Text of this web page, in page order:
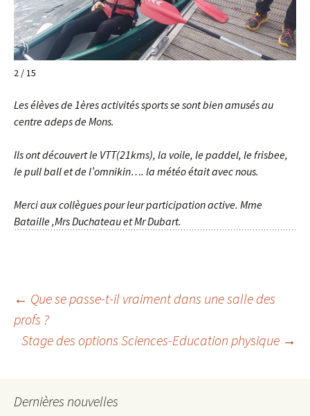
2 / 15
Les élèves de 1ères activités sports se sont bien amusés au
centre adeps de Mons.
Ils ont découvert le VTT(21kms), la voile, le paddel, le frisbee,
le pull ball et de l’omnikin…. la météo était avec nous.
Merci aux collègues pour leur participation active. Mme
Bataille ,Mrs Duchateau et Mr Dubart.
Navigation
des
articles
← Que se passe-t-il vraiment dans une salle des
profs ?
Stage des options Sciences-Education physique →
Dernières nouvelles